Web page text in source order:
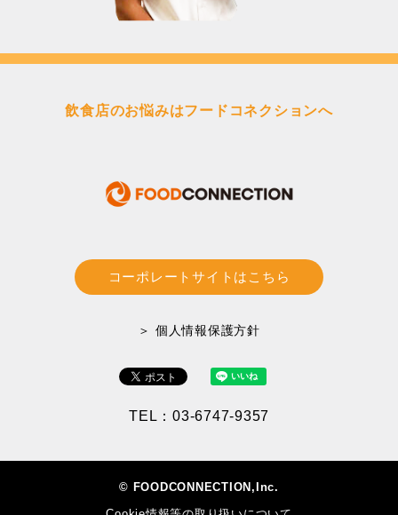
飲食店のお悩みはフードコネクションへ
コーポレートサイトはこちら
＞ 個人情報保護方針
TEL：03-6747-9357
© FOODCONNECTION,Inc.